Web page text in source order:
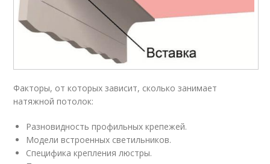
Факторы, от которых зависит, сколько занимает
натяжной потолок:
Разновидность профильных крепежей.
Модели встроенных светильников.
Специфика крепления люстры.